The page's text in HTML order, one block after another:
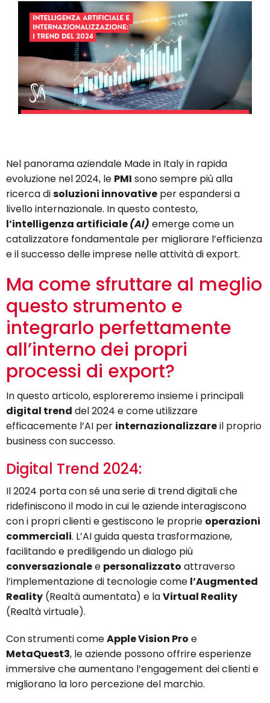
Nel panorama aziendale Made in Italy in rapida
evoluzione nel 2024, le PMI sono sempre più alla
ricerca disoluzioni innovative per espandersi a
livello internazionale. In questo contesto,
l’intelligenza artificiale(AI) emerge come un
catalizzatore fondamentale per migliorare l’efficienza
e il successo delle imprese nelle attività di export.
Ma come sfruttare al meglio
questo strumento e
integrarlo perfettamente
all’interno dei propri
processi di export?
In questo articolo, esploreremo insieme i principali
digital trend del 2024 e come utilizzare
efficacemente l’AI per internazionalizzareil proprio
business con successo.
Digital Trend 2024:
Il 2024 porta con sé una serie di trend digitali che
ridefiniscono il modo in cui le aziende interagiscono
con i propri clienti e gestiscono le proprie operazioni
commerciali. L’AI guida questa trasformazione,
facilitando e prediligendo un dialogo più
conversazionalee personalizzato attraverso
l’implementazione di tecnologie come l’Augmented
Reality (Realtà aumentata) e laVirtual Reality
(Realtà virtuale).
Con strumenti comeApple Vision Pro e
MetaQuest3, le aziende possono offrire esperienze
immersive che aumentano l’engagement dei clienti e
migliorano la loro percezione del marchio.